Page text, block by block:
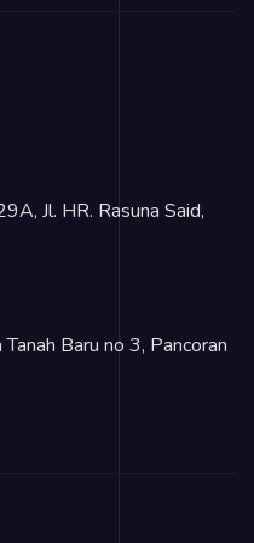
Jl. HR. Rasuna Said,
Baru no 3, Pancoran